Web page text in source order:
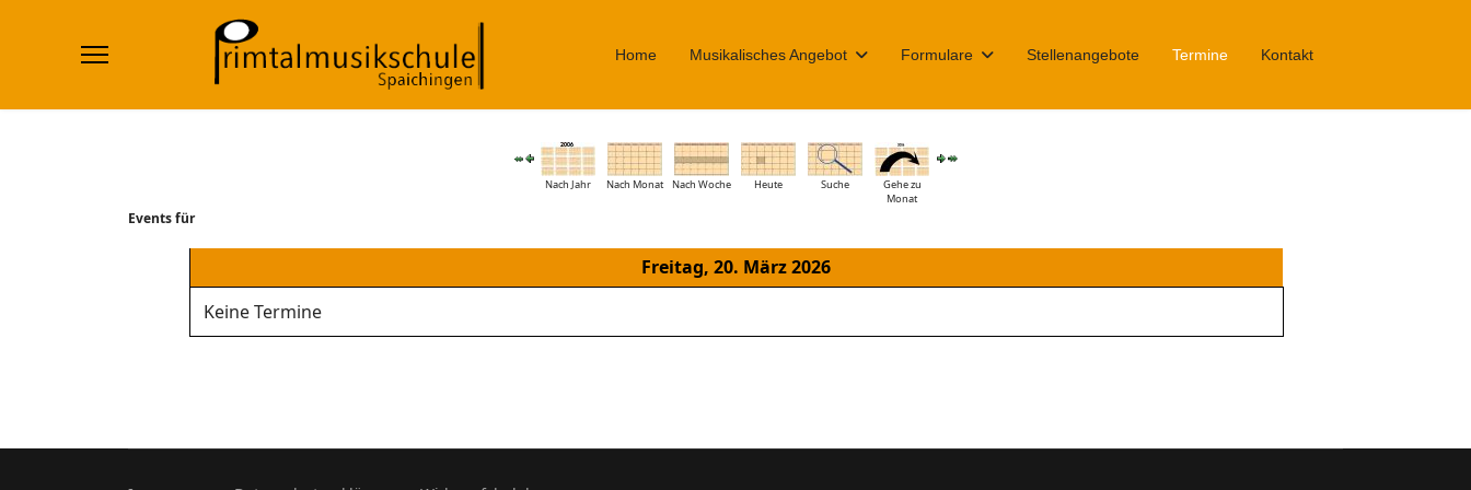
Home Musikalisches Angebot Formulare Stellenangebote Termine Kontakt
Nach Jahr Nach Monat Nach Woche Heute Suche
Gehe zu
Monat
Events für
Freitag, 20. März 2026
Keine Termine